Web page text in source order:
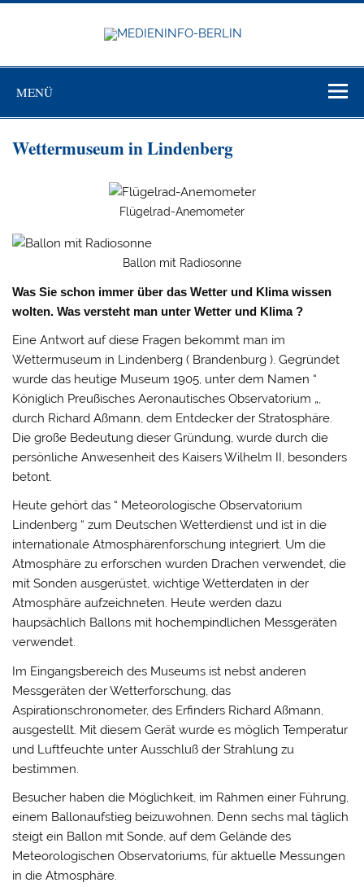
Zum
MENÜ
Wettermuseum in Lindenberg
Flügelrad-Anemometer
Ballon mit Radiosonne
Was Sie schon immer über das Wetter und Klima wissen
wolten. Was versteht man unter Wetter und Klima ?
Eine Antwort auf diese Fragen bekommt man im
Wettermuseum in Lindenberg ( Brandenburg ). Gegründet
wurde das heutige Museum 1905, unter dem Namen “
Königlich Preußisches Aeronautisches Observatorium „,
durch Richard Aßmann, dem Entdecker der Stratosphäre.
Die große Bedeutung dieser Gründung, wurde durch die
persönliche Anwesenheit des Kaisers Wilhelm II, besonders
betont.
Heute gehört das “ Meteorologische Observatorium
Lindenberg “ zum Deutschen Wetterdienst und ist in die
internationale Atmosphärenforschung integriert. Um die
Atmosphäre zu erforschen wurden Drachen verwendet, die
mit Sonden ausgerüstet, wichtige Wetterdaten in der
Atmosphäre aufzeichneten. Heute werden dazu
haupsächlich Ballons mit hochempindlichen Messgeräten
verwendet.
Im Eingangsbereich des Museums ist nebst anderen
Messgeräten der Wetterforschung, das
Aspirationschronometer, des Erfinders Richard Aßmann,
ausgestellt. Mit diesem Gerät wurde es möglich Temperatur
und Luftfeuchte unter Ausschluß der Strahlung zu
bestimmen.
Besucher haben die Möglichkeit, im Rahmen einer Führung,
einem Ballonaufstieg beizuwohnen. Denn sechs mal täglich
steigt ein Ballon mit Sonde, auf dem Gelände des
Meteorologischen Observatoriums, für aktuelle Messungen
in die Atmosphäre.